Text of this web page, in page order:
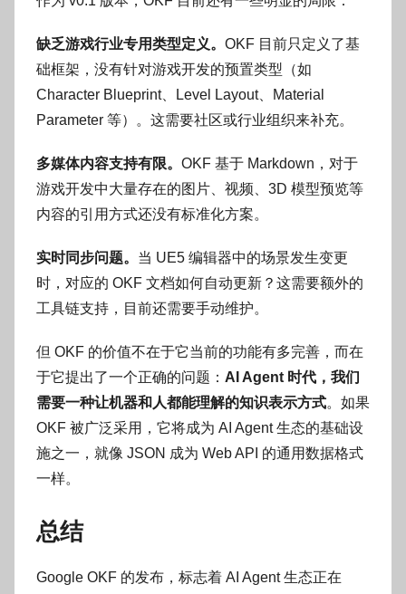
缺乏游戏行业专用类型定义。 OKF 目前只定义了基
础框架，没有针对游戏开发的预置类型（如
Character Blueprint、Level Layout、Material
Parameter 等）。这需要社区或行业组织来补充。
多媒体内容支持有限。 OKF 基于 Markdown，对于
游戏开发中大量存在的图片、视频、3D 模型预览等
内容的引用方式还没有标准化方案。
实时同步问题。 当 UE5 编辑器中的场景发生变更
时，对应的 OKF 文档如何自动更新？这需要额外的
工具链支持，目前还需要手动维护。
但 OKF 的价值不在于它当前的功能有多完善，而在
于它提出了一个正确的问题： AI Agent 时代，我们
需要一种让机器和人都能理解的知识表示方式。如果
OKF 被广泛采用，它将成为 AI Agent 生态的基础设
施之一，就像 JSON 成为 Web API 的通用数据格式
一样。
总结
Google OKF 的发布，标志着 AI Agent 生态正在